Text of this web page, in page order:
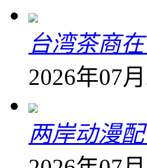
台湾茶商
2026年07
两岸动漫